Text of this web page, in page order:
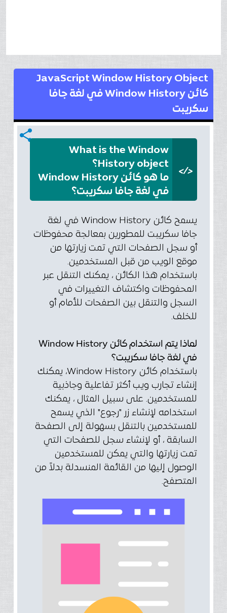
JavaScript Window History Object
كائن Window History في لغة جافا
سكريبت
share
</>
What is the Window
History object؟
ما هو كائن Window History
في لغة جافا سكريبت؟
يسمح كائن Window History في لغة
جافا سكريبت للمطورين بمعالجة محفوظات
أو سجل الصفحات التي تمت زيارتها من
موقع الويب من قبل المستخدمين.
باستخدام هذا الكائن ، يمكنك التنقل عبر
المحفوظات واكتشاف التغييرات في
السجل والتنقل بين الصفحات للأمام أو
للخلف.
لماذا يتم استخدام كائن Window History
في لغة جافا سكريبت؟
باستخدام كائن Window History، يمكنك
إنشاء تجارب ويب أكثر تفاعلية وجاذبية
للمستخدمين. على سبيل المثال ، يمكنك
استخدامه لإنشاء زر "رجوع" الذي يسمح
للمستخدمين بالتنقل بسهولة إلى الصفحة
السابقة ، أو لإنشاء سجل للصفحات التي
تمت زيارتها والتي يمكن للمستخدمين
الوصول إليها من القائمة المنسدلة بدلاً من
المتصفح.